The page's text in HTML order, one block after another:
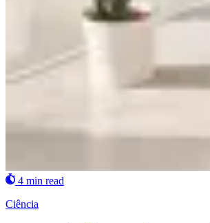
4 min read
Ciência